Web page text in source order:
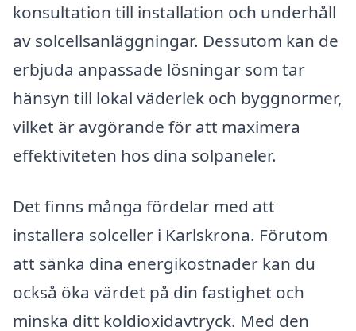
konsultation till installation och underhåll
av solcellsanläggningar. Dessutom kan de
erbjuda anpassade lösningar som tar
hänsyn till lokal väderlek och byggnormer,
vilket är avgörande för att maximera
effektiviteten hos dina solpaneler.
Det finns många fördelar med att
installera solceller i Karlskrona. Förutom
att sänka dina energikostnader kan du
också öka värdet på din fastighet och
minska ditt koldioxidavtryck. Med den